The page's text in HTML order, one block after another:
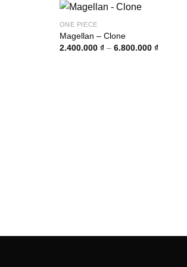
ONE PIECE
Magellan – Clone
2.400.000 ₫ – 6.800.000 ₫Khoảng